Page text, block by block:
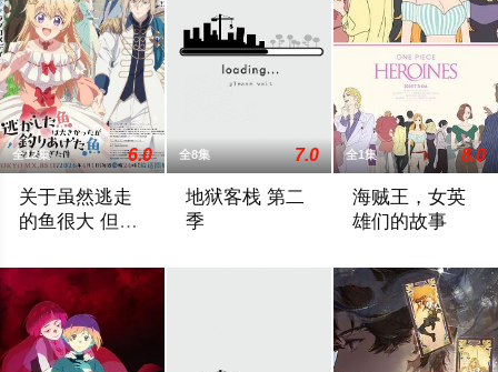
全12集 6.0
关于虽然逃走
的鱼很大 但钓
大了这件事
全8集 7.0
地狱客栈 第二
季
全1集 8.0
海贼王，女英
雄们的故事